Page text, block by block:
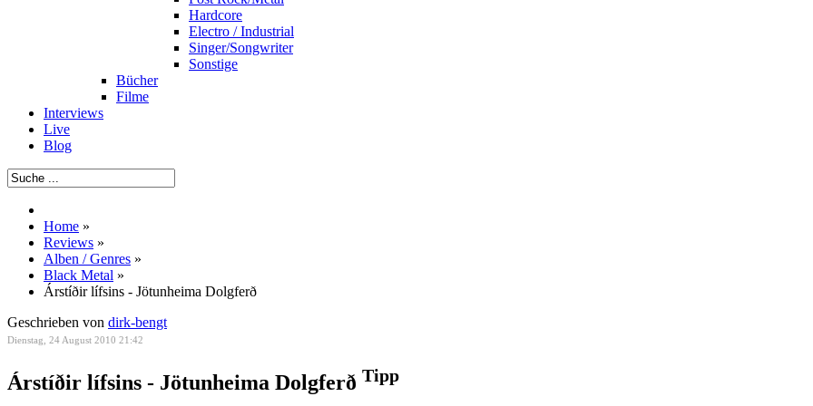
Hardcore
Electro / Industrial
Singer/Songwriter
Sonstige
Bücher
Filme
Interviews
Live
Blog
Home »
Reviews »
Alben / Genres »
Black Metal »
Árstíðir lífsins - Jötunheima Dolgferð
Geschrieben von dirk-bengt
Dienstag, 24 August 2010 21:42
Árstíðir lífsins - Jötunheima Dolgferð Tipp